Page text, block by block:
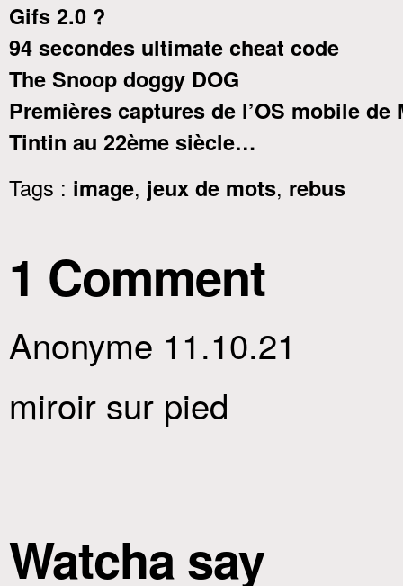
Gifs 2.0 ?
94 secondes ultimate cheat code
The Snoop doggy DOG
Premières captures de l’OS mobile de
Tintin au 22ème siècle…
Tags : image, jeux de mots, rebus
1 Comment
Anonyme 11.10.21
miroir sur pied
Watcha say